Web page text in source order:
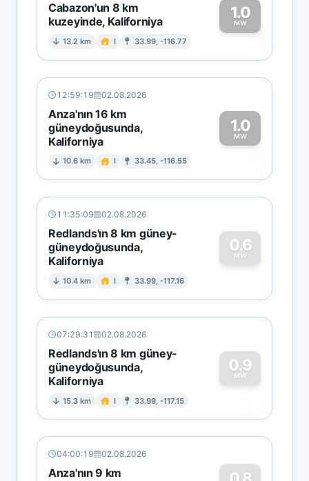
Cabazon'un 8 km
kuzeyinde, Kaliforniya
13.2 km I 33.99, -116.77
1.0
MW1
12:59:19 02.08.2026
Anza'nın 16 km
güneydoğusunda,
Kaliforniya
10.6 km I 33.45, -116.55
1.0
MW
1
11:35:09 02.08.2026
Redlands'ın 8 km güney-
güneydoğusunda,
Kaliforniya
10.4 km I 33.99, -117.16
0.6
MW
0
07:29:31 02.08.2026
Redlands'ın 8 km güney-
güneydoğusunda,
Kaliforniya
15.3 km I 33.99, -117.15
0.9
MW
0
04:00:19 02.08.2026
Anza'nın 9 km